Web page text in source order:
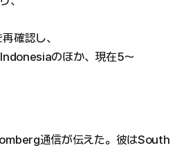
確認し、
のほか、現在5～
通信が伝えた。彼はSouth